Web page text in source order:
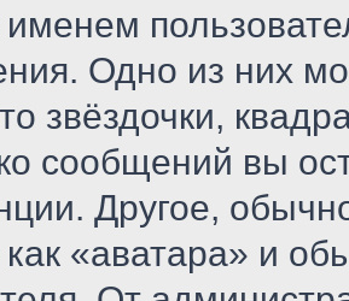
Одно из них
звёздочки,
сообщений вы
Другое,
как «аватара» и